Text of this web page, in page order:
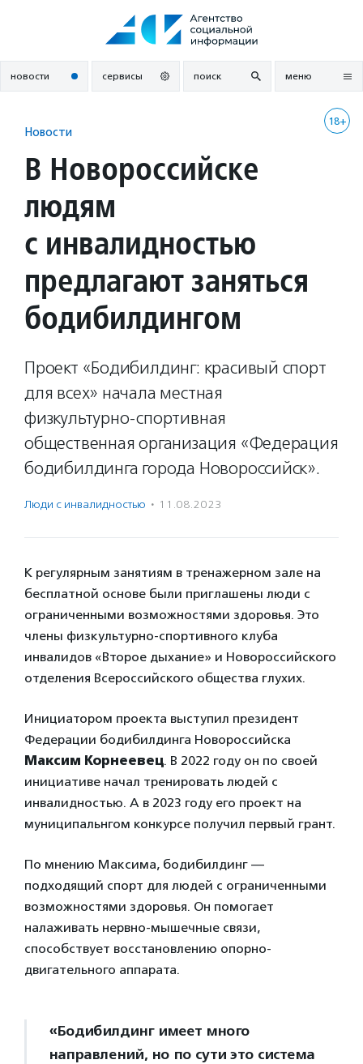
новости сервисы поиск меню
18+
Новости
В Новороссийске
людям
с инвалидностью
предлагают заняться
бодибилдингом
Проект «Бодибилдинг: красивый спорт
для всех» начала местная
физкультурно-спортивная
общественная организация «Федерация
бодибилдинга города Новороссийск».
Люди с инвалидностью · 11.08.2023
К регулярным занятиям в тренажерном зале на
бесплатной основе были приглашены люди с
ограниченными возможностями здоровья. Это
члены физкультурно-спортивного клуба
инвалидов «Второе дыхание» и Новороссийского
отделения Всероссийского общества глухих.
Инициатором проекта выступил президент
Федерации бодибилдинга Новороссийска
Максим Корнеевец. В 2022 году он по своей
инициативе начал тренировать людей с
инвалидностью. А в 2023 году его проект на
муниципальнгом конкурсе получил первый грант.
По мнению Максима, бодибилдинг —
подходящий спорт для людей с ограниченными
возможностями здоровья. Он помогает
налаживать нервно-мышечные связи,
способствует восстановлению опорно-
двигательного аппарата.
«Бодибилдинг имеет много
направлений, но по сути это система